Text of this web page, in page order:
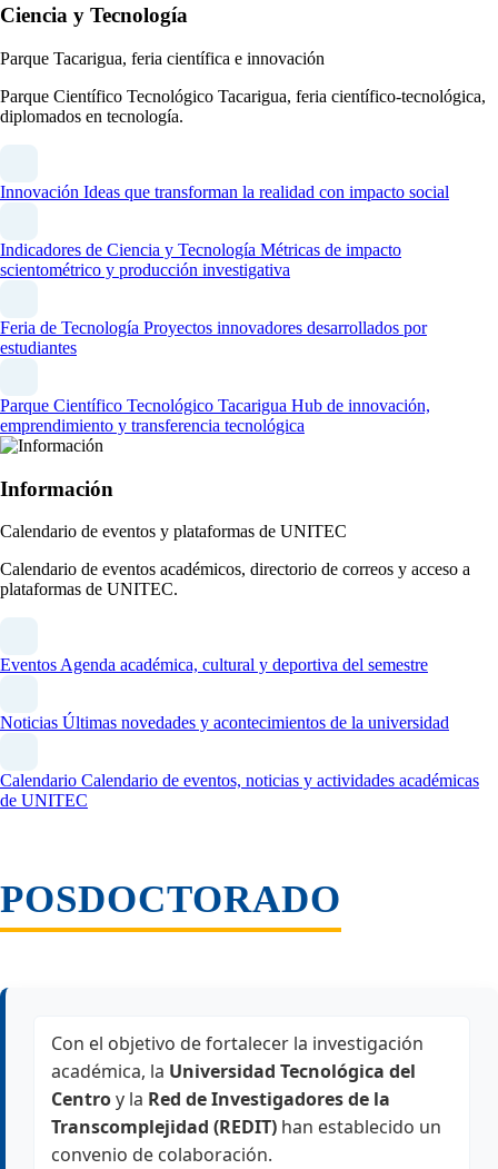
Ciencia y Tecnología
Parque Tacarigua, feria científica e innovación
Parque Científico Tecnológico Tacarigua, feria científico-tecnológica,
diplomados en tecnología.
Innovación Ideas que transforman la realidad con impacto social
Indicadores de Ciencia y Tecnología Métricas de impacto
scientométrico y producción investigativa
Feria de Tecnología Proyectos innovadores desarrollados por
estudiantes
Parque Científico Tecnológico Tacarigua Hub de innovación,
emprendimiento y transferencia tecnológica
Información
Calendario de eventos y plataformas de UNITEC
Calendario de eventos académicos, directorio de correos y acceso a
plataformas de UNITEC.
Eventos Agenda académica, cultural y deportiva del semestre
Noticias Últimas novedades y acontecimientos de la universidad
Calendario Calendario de eventos, noticias y actividades académicas
de UNITEC
POSDOCTORADO
Con el objetivo de fortalecer la investigación
académica, la Universidad Tecnológica del
Centroy la Red de Investigadores de la
Transcomplejidad (REDIT) han establecido un
convenio de colaboración.